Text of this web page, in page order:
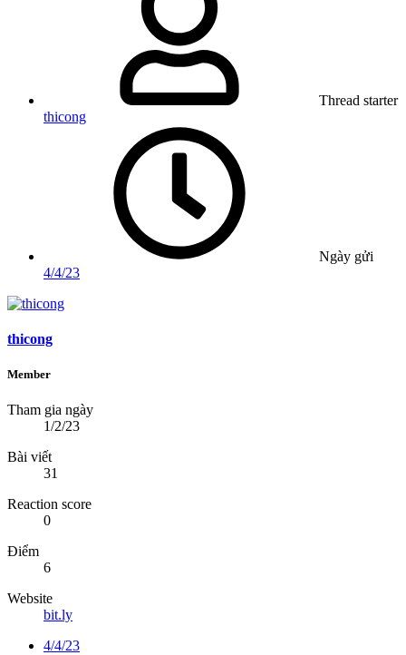
Thread starter
thicong
Ngày gửi
4/4/23
thicong
Member
Tham gia ngày
1/2/23
Bài viết
31
Reaction score
0
Điểm
6
Website
bit.ly
4/4/23